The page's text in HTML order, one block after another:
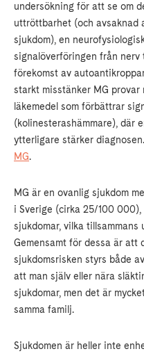
undersökning för att se om
uttröttbarhet (och avsaknad
sjukdom), en
signalöverföringen från nerv
förekomst av
starkt misstänker MG
läkemedel som förbättrar
(kolinesterashämmare), där
ytterligare stärker diagnosen.
MG.
MG är en ovanlig sjukdom
i Sverige (cirka 25/100
sjukdomar, vilka
Gemensamt för dessa är att
sjukdomsrisken styrs både
att man själv eller nära
sjukdomar, men det är
samma familj.
Sjukdomen är heller inte